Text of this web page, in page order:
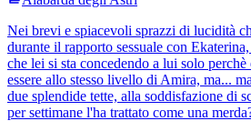
Nei brevi e spiacevoli sprazzi di lucidità
durante il rapporto sessuale con
che lei si sta concedendo a lui solo
essere allo stesso livello di Amira, ma...
due splendide tette, alla soddisfazione di
per settimane l'ha trattato come una